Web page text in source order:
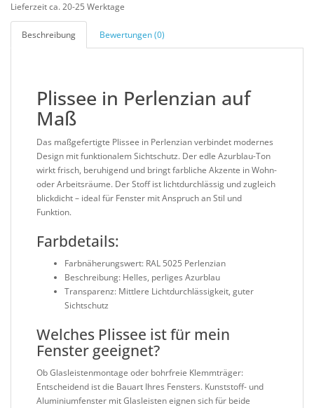
Lieferzeit ca. 20-25 Werktage
Beschreibung Bewertungen (0)
Plissee in Perlenzian auf
Maß
Das maßgefertigte Plissee in Perlenzian verbindet modernes
Design mit funktionalem Sichtschutz. Der edle Azurblau-Ton
wirkt frisch, beruhigend und bringt farbliche Akzente in Wohn-
oder Arbeitsräume. Der Stoff ist lichtdurchlässig und zugleich
blickdicht – ideal für Fenster mit Anspruch an Stil und
Funktion.
Farbdetails:
Farbnäherungswert: RAL 5025 Perlenzian
Beschreibung: Helles, perliges Azurblau
Transparenz: Mittlere Lichtdurchlässigkeit, guter
Sichtschutz
Welches Plissee ist für mein
Fenster geeignet?
Ob Glasleistenmontage oder bohrfreie Klemmträger:
Entscheidend ist die Bauart Ihres Fensters. Kunststoff- und
Aluminiumfenster mit Glasleisten eignen sich für beide